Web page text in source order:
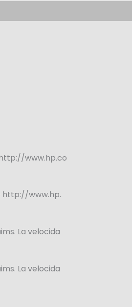
http://www.hp.co
http://www.hp.
La velocida
La velocida